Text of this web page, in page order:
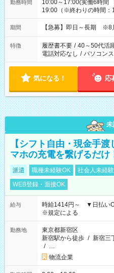
勤務時間
10:00～17:00(実働6時
19:00（※終わりの時間：
期間 【急募】即日～長期 ※8
特徴 履歴書不要 / 40～50代活
電話対応なし / パソコン
気になる！ 応
【シフト自由・現金手
マホの充電を繋げるだけ
派遣 職種未経験OK 社会人未経
WEB登録・面接OK
給与
時給1414円～ ▼日払い
※規定による
勤務地
東京都新宿区
新宿駅から徒歩 / 新宿三
/ …
物流企業